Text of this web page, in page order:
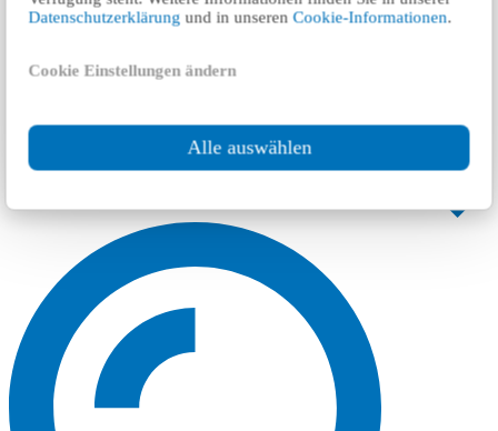
Datenschutzerklärung und in unserenCookie-Informationen.
Cookie Einstellungen ändern
Alle auswählen